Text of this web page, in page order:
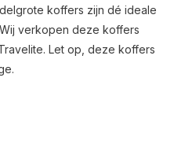
koffers zijn dé ideale
verkopen deze koffers
Let op, deze koffers